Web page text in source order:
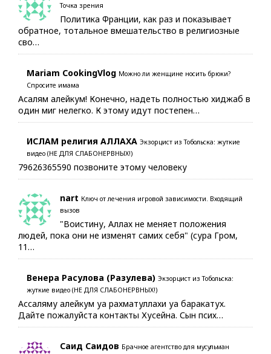
Точка зрения
Политика Франции, как раз и показывает
обратное, тотальное вмешательство в религиозные
сво…
Mariam CookingVlog Можно ли женщине носить брюки?
Спросите имама
Асалям алейкум! Конечно, надеть полностью хиджаб в
один миг нелегко. К этому идут постепен…
ИСЛАМ религия АЛЛАХА Экзорцист из Тобольска: жуткие
видео (НЕ ДЛЯ СЛАБОНЕРВНЫХ!)
79626365590 позвоните этому человеку
nart Ключ от лечения игровой зависимости. Входящий
вызов
"Воистину, Аллах не меняет положения
людей, пока они не изменят самих себя" (сура Гром,
11…
Венера Расулова (Разулева) Экзорцист из Тобольска:
жуткие видео (НЕ ДЛЯ СЛАБОНЕРВНЫХ!)
Ассаляму алейкум уа рахматуллахи уа баракатух.
Дайте пожалуйста контакты Хусейна. Сын псих…
Саид Саидов Брачное агентство для мусульман